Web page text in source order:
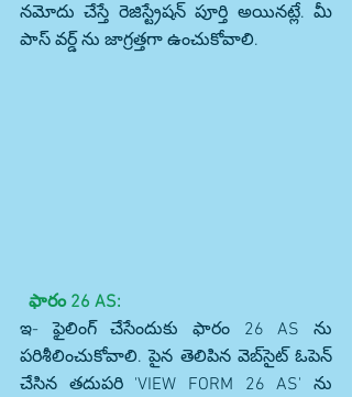
నమోదు చేస్తే రెజిస్ట్రేషన్ పూర్తి అయినట్లే. మీ
పాస్ వర్డ్ ను జాగ్రత్తగా ఉంచుకోవాలి.
ఫారం 26 AS:
ఇ- ఫైలింగ్ చేసేందుకు ఫారం 26 AS ను
పరిశీలించుకోవాలి. పైన తెలిపిన వెబ్‌సైట్ ఓపెన్
చేసిన తదుపరి 'VIEW FORM 26 AS' ను